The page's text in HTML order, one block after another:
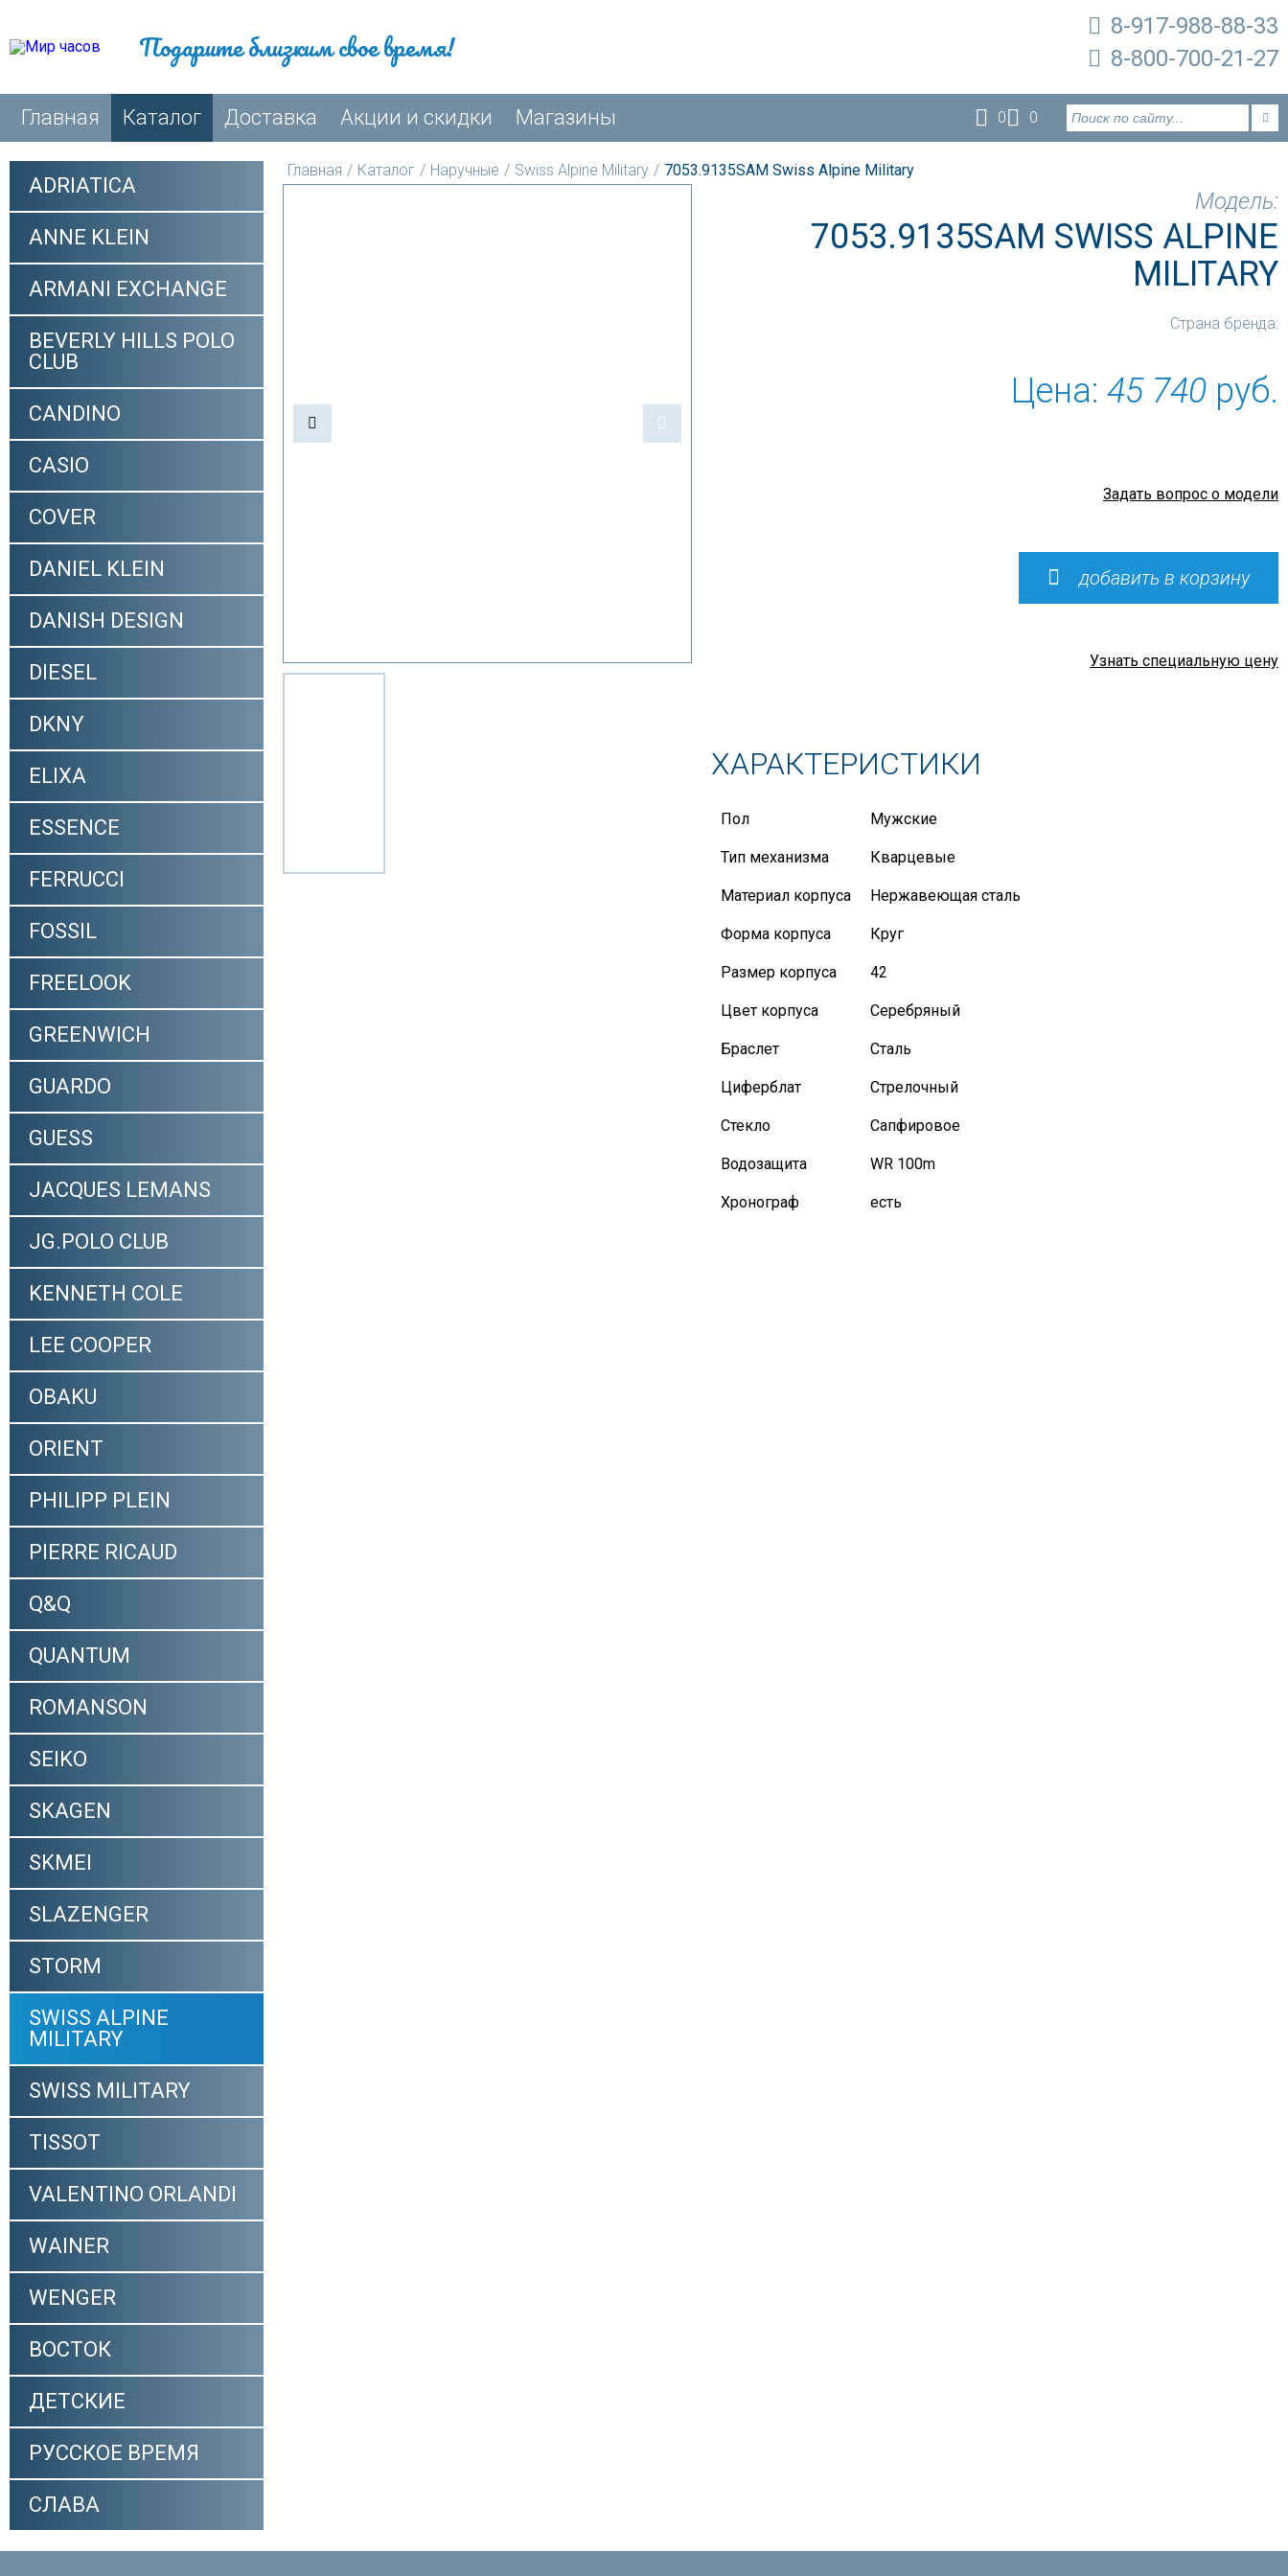
Подарите близким свое время!
8-917-988-88-33
8-800-700-21-27
Главная Каталог Доставка Акции и скидки Магазины 0 0
ADRIATICA
ANNE KLEIN
ARMANI EXCHANGE
BEVERLY HILLS POLO
CLUB
CANDINO
CASIO
COVER
DANIEL KLEIN
DANISH DESIGN
DIESEL
DKNY
ELIXA
ESSENCE
FERRUCCI
FOSSIL
FREELOOK
GREENWICH
GUARDO
GUESS
JACQUES LEMANS
JG.POLO CLUB
KENNETH COLE
LEE COOPER
OBAKU
ORIENT
PHILIPP PLEIN
PIERRE RICAUD
Q&Q
QUANTUM
ROMANSON
SEIKO
SKAGEN
SKMEI
SLAZENGER
STORM
SWISS ALPINE
MILITARY
SWISS MILITARY
TISSOT
VALENTINO ORLANDI
WAINER
WENGER
ВОСТОК
ДЕТСКИЕ
РУССКОЕ ВРЕМЯ
СЛАВА
Главная / Каталог / Наручные / Swiss Alpine Military / 7053.9135SAM Swiss Alpine Military
Модель:
7053.9135SAM SWISS ALPINE
MILITARY
Страна бренда:
Цена: 45 740руб.
Задать вопрос о модели
добавить в корзину
Узнать специальную цену
ХАРАКТЕРИСТИКИ
Пол Мужские
Тип механизма Кварцевые
Материал корпуса Нержавеющая сталь
Форма корпуса Круг
Размер корпуса 42
Цвет корпуса Серебряный
Браслет Сталь
Циферблат Стрелочный
Стекло Сапфировое
Водозащита WR 100m
Хронограф есть